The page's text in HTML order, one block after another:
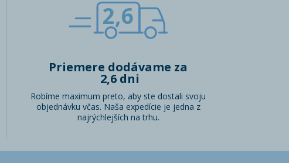
2,6
Priemere dodávame za
2,6 dni
Robíme maximum preto, aby ste dostali svoju
objednávku včas. Naša expedície je jedna z
najrýchlejších na trhu.